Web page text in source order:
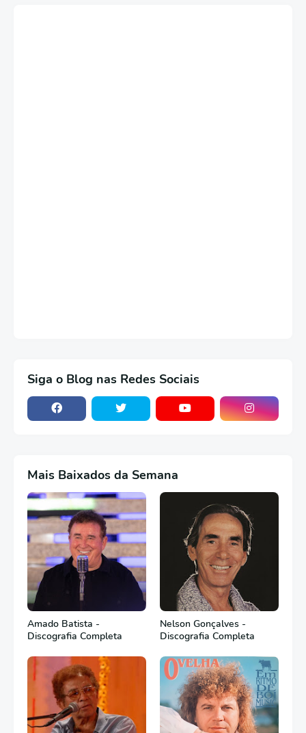
Siga o Blog nas Redes Sociais
Mais Baixados da Semana
Amado Batista -
Discografia Completa
Nelson Gonçalves -
Discografia Completa